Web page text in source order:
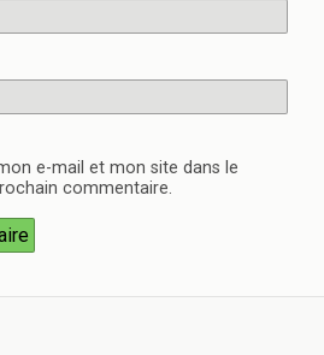
e-mail et mon site dans le
commentaire.